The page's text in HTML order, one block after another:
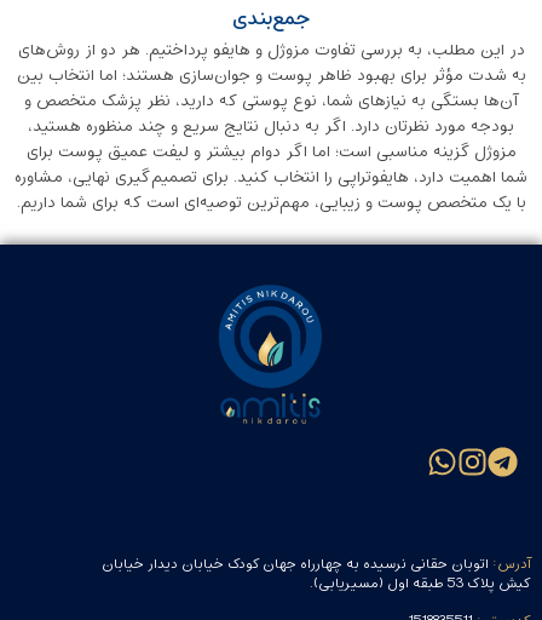
جمع‌بندی
در این مطلب، به بررسی تفاوت مزوژل و هایفو پرداختیم. هر دو از روش‌های
به شدت مؤثر برای بهبود ظاهر پوست و جوان‌سازی هستند؛ اما انتخاب بین
آن‌ها بستگی به نیازهای شما، نوع پوستی که دارید، نظر پزشک متخصص و
بودجه مورد نظرتان دارد. اگر به دنبال نتایج سریع و چند منظوره هستید،
مزوژل گزینه مناسبی است؛ اما اگر دوام بیشتر و لیفت عمیق پوست برای
شما اهمیت دارد، هایفوتراپی را انتخاب کنید. برای تصمیم‌گیری نهایی، مشاوره
با یک متخصص پوست و زیبایی، مهم‌ترین توصیه‌ای است که برای شما داریم.
آدرس: اتوبان حقانی نرسیده به چهارراه جهان کودک خیابان دیدار خیابان
کیش پلاک 53 طبقه اول (مسیریابی).